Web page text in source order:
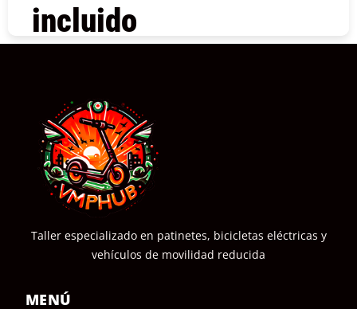
incluido
Taller especializado en patinetes, bicicletas eléctricas y
vehículos de movilidad reducida
MENÚ